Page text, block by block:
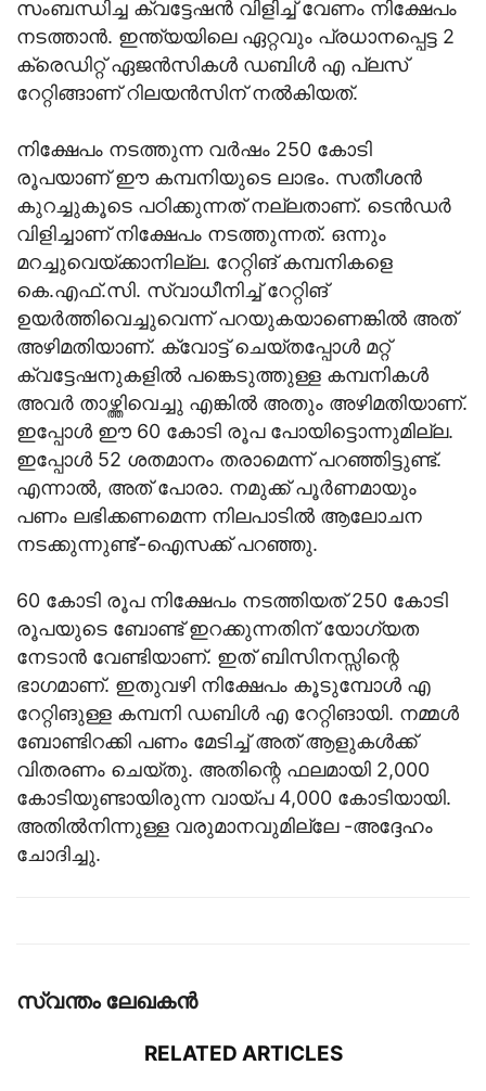
സംബന്ധിച്ച ക്വട്ടേഷന്‍ വിളിച്ച് വേണം നിക്ഷേപം
നടത്താന്‍. ഇന്ത്യയിലെ ഏറ്റവും പ്രധാനപ്പെട്ട 2
ക്രെഡിറ്റ് ഏജന്‍സികള്‍ ഡബിള്‍ എ പ്ലസ്
റേറ്റിങ്ങാണ് റിലയന്‍സിന് നല്‍കിയത്.
നിക്ഷേപം നടത്തുന്ന വർഷം 250 കോടി
രൂപയാണ് ഈ കമ്പനിയുടെ ലാഭം. സതീശൻ
കുറച്ചുകൂടെ പഠിക്കുന്നത് നല്ലതാണ്. ടെൻഡർ
വിളിച്ചാണ് നിക്ഷേപം നടത്തുന്നത്. ഒന്നും
മറച്ചുവെയ്ക്കാനില്ല. റേറ്റിങ് കമ്പനികളെ
കെ.എഫ്.സി. സ്വാധീനിച്ച് റേറ്റിങ്
ഉയര്‍ത്തിവെച്ചുവെന്ന് പറയുകയാണെങ്കില്‍ അത്
അഴിമതിയാണ്. ക്വോട്ട് ചെയ്തപ്പോള്‍ മറ്റ്
ക്വട്ടേഷനുകളില്‍ പങ്കെടുത്തുള്ള കമ്പനികള്‍
അവര്‍ താഴ്ത്തിവെച്ചു എങ്കിൽ അതും അഴിമതിയാണ്.
ഇപ്പോള്‍ ഈ 60 കോടി രൂപ പോയിട്ടൊന്നുമില്ല.
ഇപ്പോള്‍ 52 ശതമാനം തരാമെന്ന് പറഞ്ഞിട്ടുണ്ട്.
എന്നാല്‍, അത് പോരാ. നമുക്ക് പൂര്‍ണമായും
പണം ലഭിക്കണമെന്ന നിലപാടിൽ ആലോചന
നടക്കുന്നുണ്ട്’-ഐസക്ക് പറഞ്ഞു.
60 കോടി രൂപ നിക്ഷേപം നടത്തിയത് 250 കോടി
രൂപയുടെ ബോണ്ട് ഇറക്കുന്നതിന് യോഗ്യത
നേടാന്‍ വേണ്ടിയാണ്. ഇത് ബിസിനസ്സിന്റെ
ഭാഗമാണ്. ഇതുവഴി നിക്ഷേപം കൂടുമ്പോള്‍ എ
റേറ്റിങുള്ള കമ്പനി ഡബിള്‍ എ റേറ്റിങായി. നമ്മള്‍
ബോണ്ടിറക്കി പണം മേടിച്ച് അത് ആളുകള്‍ക്ക്
വിതരണം ചെയ്തു. അതിന്റെ ഫലമായി 2,000
കോടിയുണ്ടായിരുന്ന വായ്പ 4,000 കോടിയായി.
അതില്‍നിന്നുള്ള വരുമാനവുമില്ലേ -അദ്ദേഹം
ചോദിച്ചു.
സ്വന്തം ലേഖകന്‍
RELATED ARTICLES